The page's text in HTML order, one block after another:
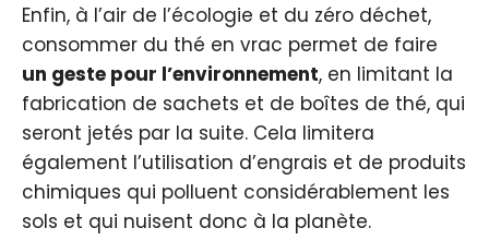
Enfin, à l’air de l’écologie et du zéro déchet,
consommer du thé en vrac permet de faire
un geste pour l’environnement, en limitant la
fabrication de sachets et de boîtes de thé, qui
seront jetés par la suite. Cela limitera
également l’utilisation d’engrais et de produits
chimiques qui polluent considérablement les
sols et qui nuisent donc à la planète.